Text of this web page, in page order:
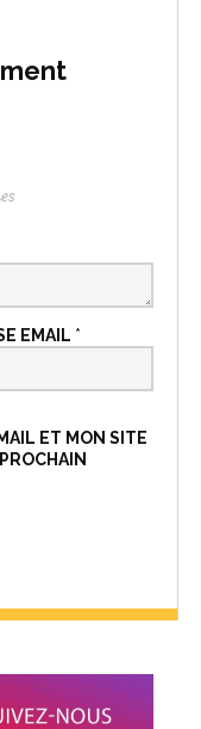
EMAIL *
ET MON SITE